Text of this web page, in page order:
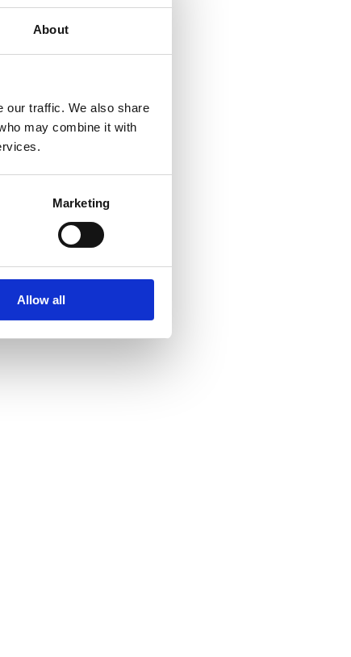
About
our traffic. We also share
may combine it with
Marketing
Allow all
parantamaan tuottavuutta.